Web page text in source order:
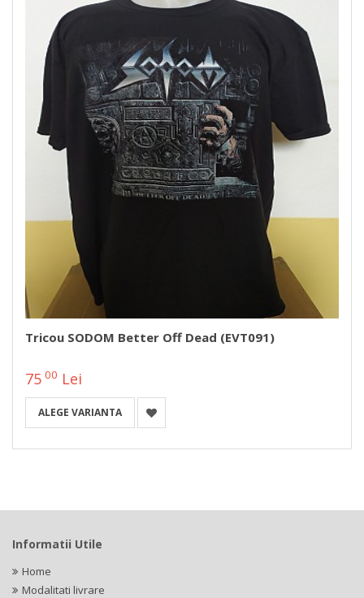
Tricou SODOM Better Off Dead (EVT091)
75 00 Lei
ALEGE VARIANTA
Informatii Utile
Home
Modalitati livrare